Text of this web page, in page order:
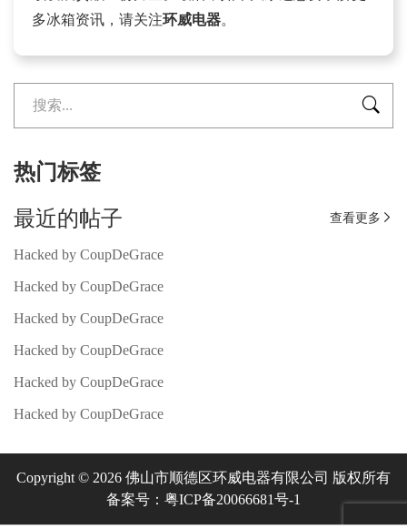
多冰箱资讯，请关注环威电器。

热门标签
最近的帖子
查看更多 
Hacked by CoupDeGrace
Hacked by CoupDeGrace
Hacked by CoupDeGrace
Hacked by CoupDeGrace
Hacked by CoupDeGrace
Hacked by CoupDeGrace
Copyright © 2026 佛山市顺德区环威电器有限公司 版权所有
备案号：粤ICP备20066681号-1